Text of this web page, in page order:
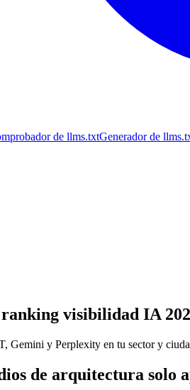
de llms.txtGenerador de
visibilidad IA
Gemini y Perplexity en tu sector y
de arquitectura solo